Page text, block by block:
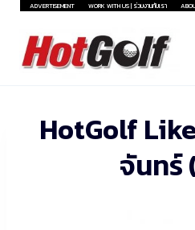
Skip
content
ADVERTISEMENT WORK WITH US | ร่วมงานกับเรา
HotGolf
จันทร์